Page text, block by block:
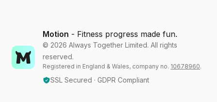
Motion - Fitness progress made fun.
© 2026 Always Together Limited. All rights
reserved.
Registered in England & Wales, company no. 10678960.
SSL Secured · GDPR Compliant